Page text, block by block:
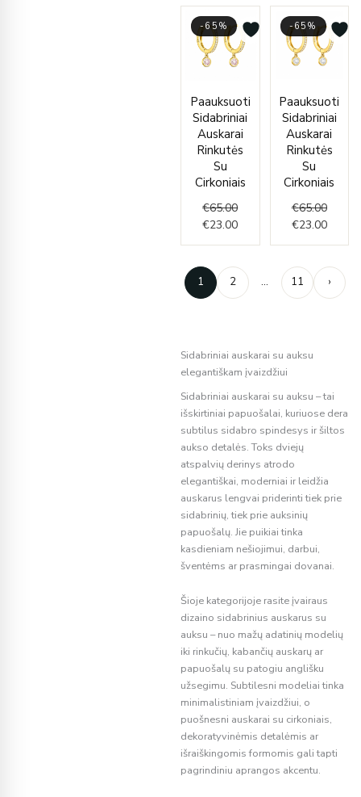
-65%
Paauksuoti
Sidabriniai
Auskarai
Rinkutės
Su
Cirkoniais
€65.00
price
was:
€65.00.
€23.00
price
is:
€23.00.
-65%
Paauksuoti
Sidabriniai
Auskarai
Rinkutės
Su
Cirkoniais
€65.00
price
was:
€23.00
price
is:
1 2 … 11 ›
Sidabriniai auskarai su auksu
elegantiškam įvaizdžiui
Sidabriniai auskarai su auksu – tai
išskirtiniai papuošalai, kuriuose dera
subtilus sidabro spindesys ir šiltos
aukso detalės. Toks dviejų
atspalvių derinys atrodo
elegantiškai, moderniai ir leidžia
auskarus lengvai priderinti tiek prie
sidabrinių, tiek prie auksinių
papuošalų. Jie puikiai tinka
kasdieniam nešiojimui, darbui,
šventėms ar prasmingai dovanai.
Šioje kategorijoje rasite įvairaus
dizaino sidabrinius auskarus su
auksu – nuo mažų adatinių modelių
iki rinkučių, kabančių auskarų ar
papuošalų su patogiu anglišku
užsegimu. Subtilesni modeliai tinka
minimalistiniam įvaizdžiui, o
puošnesni auskarai su cirkoniais,
dekoratyvinėmis detalėmis ar
išraiškingomis formomis gali tapti
pagrindiniu aprangos akcentu.